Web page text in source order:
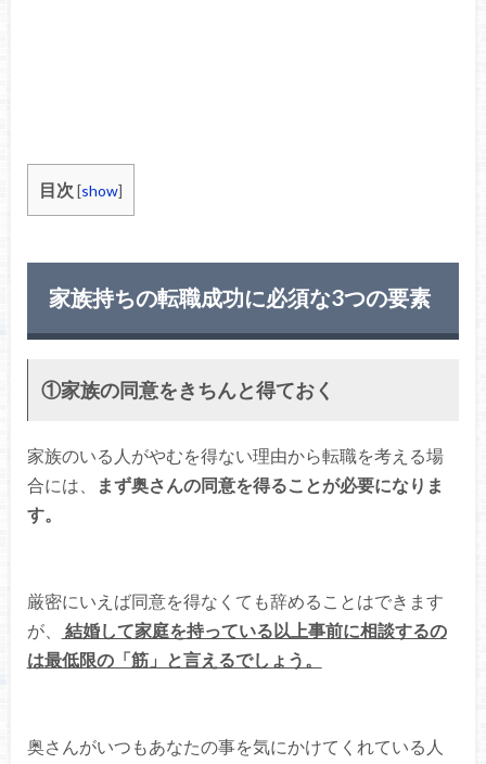
目次 [show]
家族持ちの転職成功に必須な3つの要素
①家族の同意をきちんと得ておく
家族のいる人がやむを得ない理由から転職を考える場
合には、
まず奥さんの同意を得ることが必要になりま
す。
厳密にいえば同意を得なくても辞めることはできます
が、
結婚して家庭を持っている以上事前に相談するの
は最低限の「筋」と言えるでしょう。
奥さんがいつもあなたの事を気にかけてくれている人